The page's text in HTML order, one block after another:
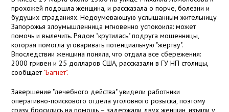
прохожей подошла женщина, и рассказала о порче, болезни и
будущих страданиях. Недоумевающую услышанным жительницу
Запорожья злоумышленница мгновенно успокоила: может
помочь и вылечить. Рядом "крутилась" подруга мошенницы,
которая помогла уговаривать потенциальную "жертву".
Впоследствии женщина поняла, что отдала все сбережения:
2000 гривен и 25 долларов США, рассказали в ГУ НП столицы,
сообщает"Багнет".
Завершение "лечебного действа" увидели работники
оперативно-поискового отдела уголовного розыска, поэтому
сразу бросились на помощь – задержали двух женщин, изъяли у